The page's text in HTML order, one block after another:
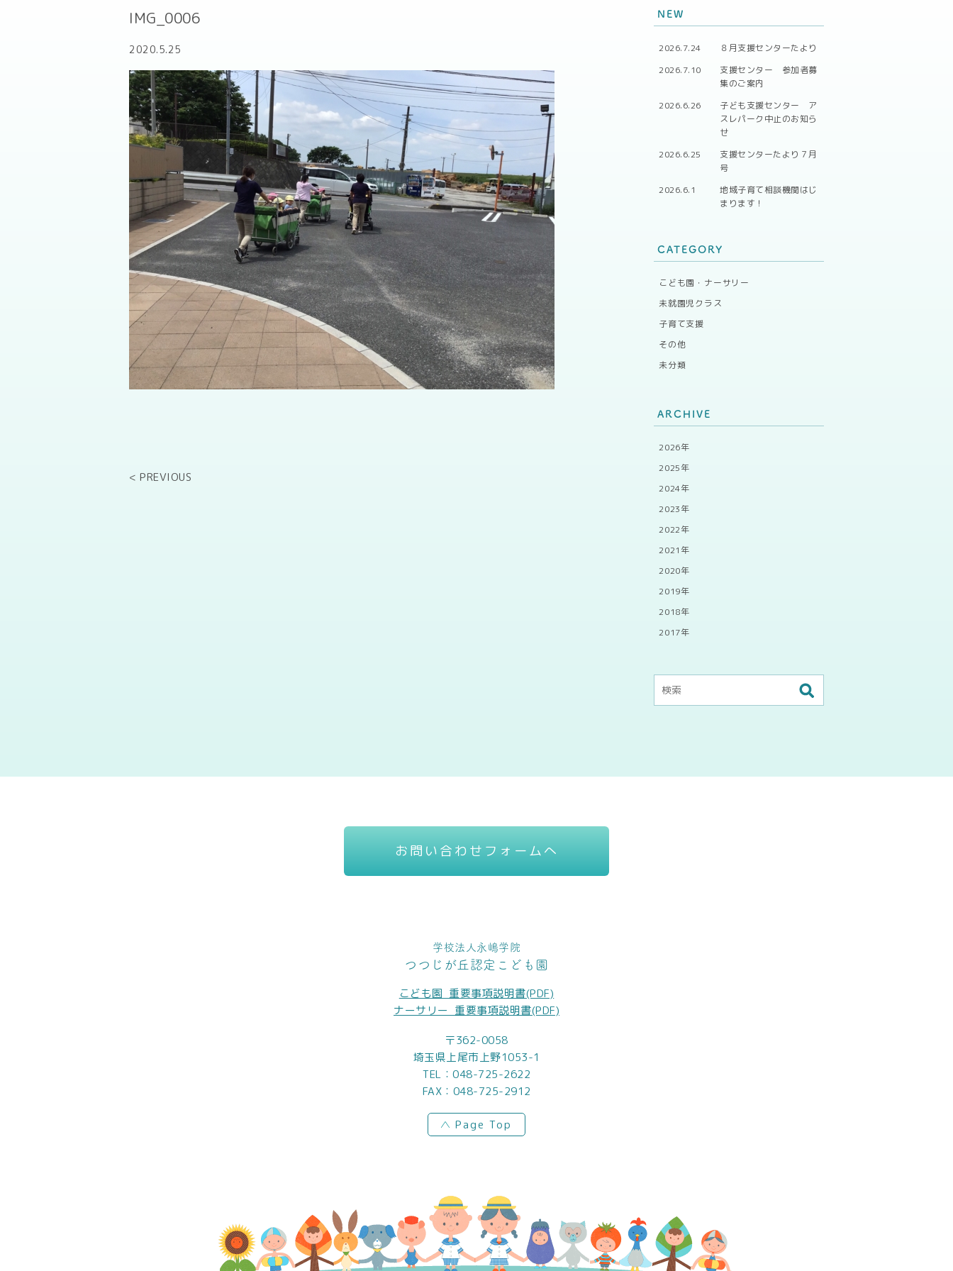
IMG_0006
2020.5.25
< PREVIOUS
NEW
2026.7.24
８月支援センターたより
2026.7.10
支援センター 参加者募
集のご案内
2026.6.26
子ども支援センター ア
スレパーク中止のお知ら
せ
2026.6.25
支援センターたより７月
号
2026.6.1
地域子育て相談機関はじ
まります！
CATEGORY
こども園・ナーサリー
未就園児クラス
子育て支援
その他
未分類
ARCHIVE
2026年
2025年
2024年
2023年
2022年
2021年
2020年
2019年
2018年
2017年
お問い合わせフォームへ
学校法人永嶋学院
つつじが丘認定こども園
こども園_重要事項説明書(PDF)
ナーサリー_重要事項説明書(PDF)
〒362-0058
埼玉県上尾市上野1053-1
TEL： 048-725-2622
FAX：048-725-2912
Page Top